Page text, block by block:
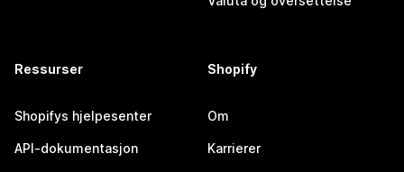
Ressurser
Shopifys hjelpesenter
API-dokumentasjon
Shopify
Om
Karrierer